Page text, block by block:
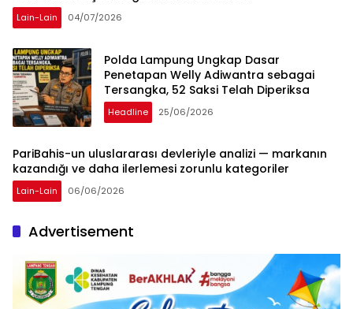
Lain-Lain 04/07/2026
Polda Lampung Ungkap Dasar
Penetapan Welly Adiwantra sebagai
Tersangka, 52 Saksi Telah Diperiksa
Headline 25/06/2026
PariBahis-un uluslararası devleriyle analizi — markanın
kazandığı ve daha ilerlemesi zorunlu kategoriler
Lain-Lain 06/06/2026
Advertisement